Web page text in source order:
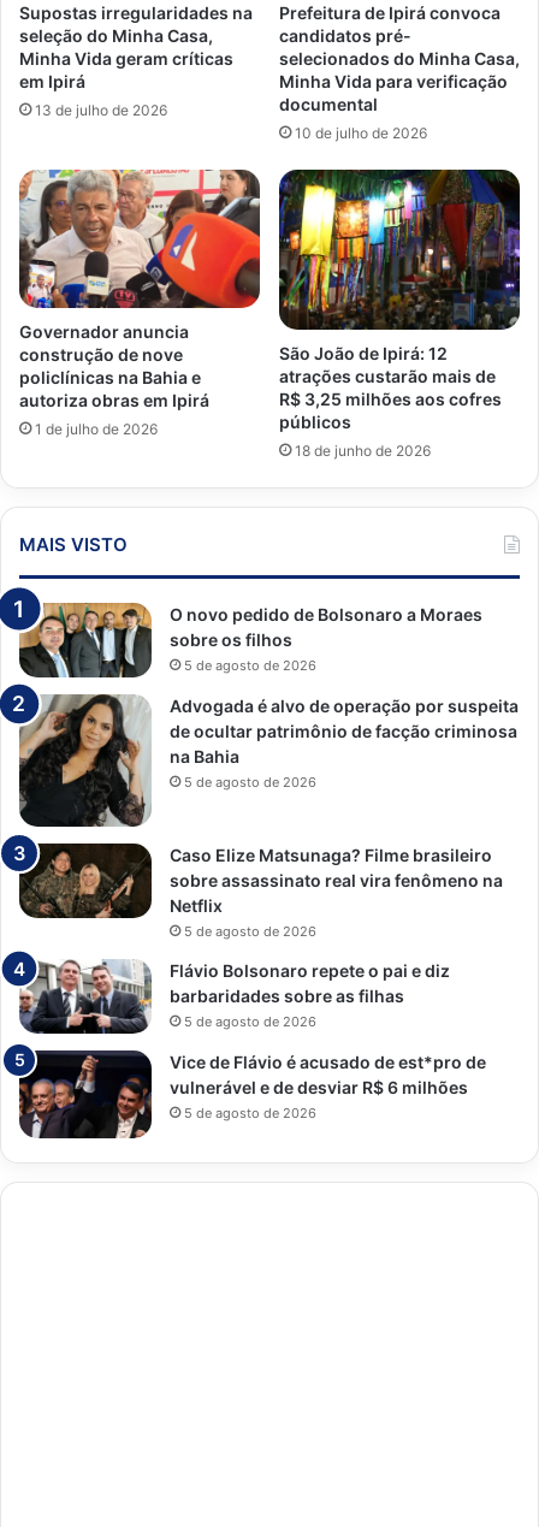
Supostas irregularidades na
seleção do Minha Casa,
Minha Vida geram críticas
em Ipirá
13 de julho de 2026
Prefeitura de Ipirá convoca
candidatos pré-
selecionados do Minha Casa,
Minha Vida para verificação
documental
10 de julho de 2026
Governador anuncia
construção de nove
policlínicas na Bahia e
autoriza obras em Ipirá
1 de julho de 2026
São João de Ipirá: 12
atrações custarão mais de
R$ 3,25 milhões aos cofres
públicos
18 de junho de 2026
MAIS VISTO
O novo pedido de Bolsonaro a Moraes
sobre os filhos
5 de agosto de 2026
Advogada é alvo de operação por suspeita
de ocultar patrimônio de facção criminosa
na Bahia
5 de agosto de 2026
Caso Elize Matsunaga? Filme brasileiro
sobre assassinato real vira fenômeno na
Netflix
5 de agosto de 2026
Flávio Bolsonaro repete o pai e diz
barbaridades sobre as filhas
5 de agosto de 2026
Vice de Flávio é acusado de est*pro de
vulnerável e de desviar R$ 6 milhões
5 de agosto de 2026